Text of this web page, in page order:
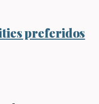
preferidos